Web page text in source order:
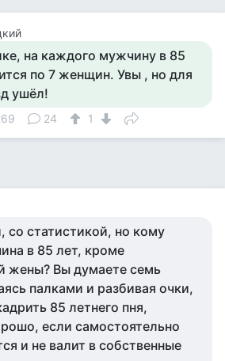
на каждого мужчину в 85
по 7 женщин. Увы , но для
ушёл!
24 1
со статистикой, но кому
в 85 лет, кроме
жены? Вы думаете семь
палками и разбивая очки,
85 летнего пня,
если самостоятельно
и не валит в собственные